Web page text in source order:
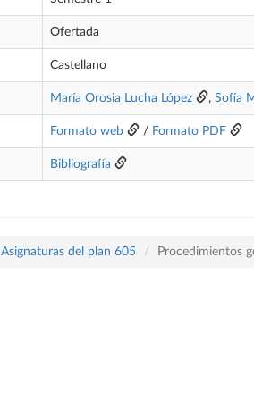
Ofertada
Castellano
María Orosia Lucha López , Sofía
Formato web / Formato PDF
Bibliografía
Asignaturas del plan 605 Procedimientos